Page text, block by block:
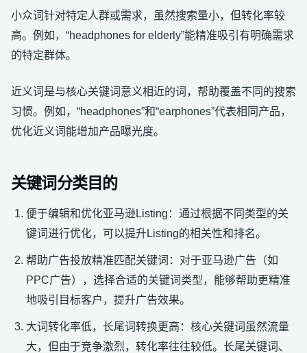
小众词针对特定人群或需求，虽然搜索量小，但转化率较
高。例如，“headphones for elderly”能精准吸引有明确需求
的特定群体。
近义词是与核心关键词意义相近的词，帮助覆盖不同的搜索
习惯。例如，“headphones”和“earphones”代表相同产品，
优化近义词能增加产品曝光度。
关键词分类目的
便于编辑和优化亚马逊Listing：通过根据不同类型的关
键词进行优化，可以提升Listing的相关性和排名。
帮助广告投放精准匹配关键词：对于亚马逊广告（如
PPC广告），选择合适的关键词类型，能够帮助更精准
地吸引目标客户，提升广告效果。
大词转化率低，长尾词转换更高：核心关键词虽然流量
大，但由于竞争激烈，转化率往往较低。长尾关键词、